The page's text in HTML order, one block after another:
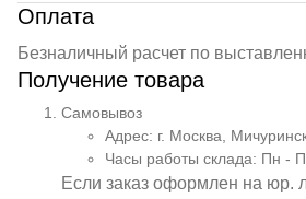
Оплата
Безналичный расчет по
Получение товара
Самовывоз
Адрес: г. Москва,
Часы работы склада: Пн -
Если заказ оформлен на юр.